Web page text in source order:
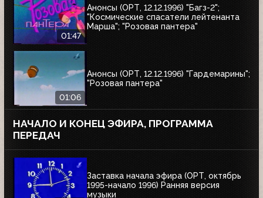
01:47
Анонсы (ОРТ, 12.12.1996) "Багз-2";
"Космические спасатели лейтенанта
Марша"; "Розовая пантера"
01:06
Анонсы (ОРТ, 12.12.1996) "Гардемарины";
"Розовая пантера"
НАЧАЛО И КОНЕЦ ЭФИРА, ПРОГРАММА
ПЕРЕДАЧ
Заставка начала эфира (ОРТ, октябрь
1995-начало 1996) Ранняя версия
музыки